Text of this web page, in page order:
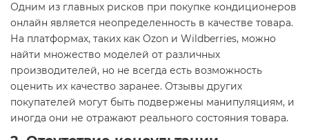
Одним из главных рисков при покупке кондиционеров
онлайн является неопределенность в качестве товара.
На платформах, таких как Ozon и Wildberries, можно
найти множество моделей от различных
производителей, но не всегда есть возможность
оценить их качество заранее. Отзывы других
покупателей могут быть подвержены манипуляциям, и
иногда они не отражают реального состояния товара.